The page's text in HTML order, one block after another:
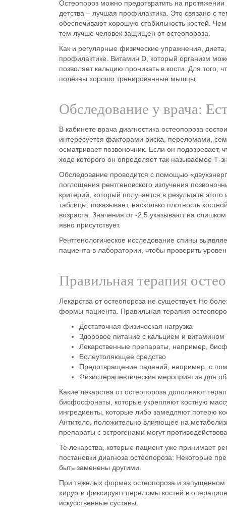
Остеопороз можно предотвратить на
детства – лучшая профилактика. Это связано с
обеспечивают хорошую стабильность костей.
тем лучше человек защищен от остеопороза.
Как и регулярные физические упражнения,
профилактике. Витамин D, который организм
позволяет кальцию проникать в кости. Для того,
полезны хорошо тренированные мышцы.
Обследование у врача:
В кабинете врача диагностика остеопороза
интересуется факторами риска, переломами,
осматривает позвоночник. Если он подозревает,
ходе которого он определяет так называемое Т-
Обследование проводится с помощью
поглощения рентгеновского излучения
критерий, который получается в результате
таблицы, показывает, насколько плотность
возраста. Значения от -2,5 указывают на
явно присутствует.
Рентгенологическое исследование спины
пациента в лаборатории, чтобы проверить
Правильная терапия
Лекарства от остеопороза не существует. Но
формы пациента. Правильная терапия
Достаточная физическая нагрузка
Здоровое питание с кальцием и витамином
Лекарственные препараты, например,
Болеутоляющее средство
Предотвращение падений, например, с
Физиотерапевтические мероприятия для
Какие лекарства от остеопороза дополняют
бисфосфонаты, которые укрепляют костную
ингредиенты, которые либо замедляют потерю
Антитело, положительно влияющее на
препараты с эстрогенами могут
Те лекарства, которые пациент уже принимает
постановки диагноза остеопороза: Некоторые
быть заменены другими.
При тяжелых формах остеопороза и запущенном
хирурги фиксируют переломы костей в
искусственные суставы.